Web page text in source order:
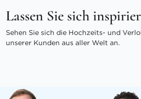
Lassen Sie sich
Sehen Sie sich die Hochzeits- und
unserer Kunden aus aller Welt an.